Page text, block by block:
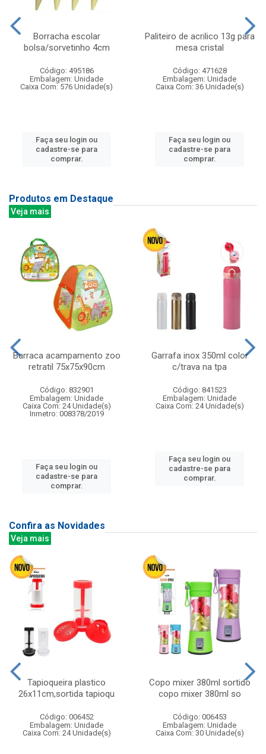
Borracha escolar
bolsa/sorvetinho 4cm
Código: 495186
Embalagem: Unidade
Caixa Com: 576 Unidade(s)
Faça seu login ou
cadastre-se para
comprar.
Paliteiro de acrilico 13g para
mesa cristal
Código: 471628
Embalagem: Unidade
Caixa Com: 36 Unidade(s)
Faça seu login ou
cadastre-se para
comprar.
Produtos em Destaque
Veja mais
Barraca acampamento zoo
retratil 75x75x90cm
Código: 832901
Embalagem: Unidade
Caixa Com: 24 Unidade(s)
Inmetro: 008378/2019
Faça seu login ou
cadastre-se para
comprar.
Garrafa inox 350ml color
c/trava na tpa
Código: 841523
Embalagem: Unidade
Caixa Com: 24 Unidade(s)
Faça seu login ou
cadastre-se para
comprar.
Confira as Novidades
Veja mais
Tapioqueira plastico
26x11cm,sortida tapioqu
Código: 006452
Embalagem: Unidade
Caixa Com: 24 Unidade(s)
Copo mixer 380ml sortido
copo mixer 380ml so
Código: 006453
Embalagem: Unidade
Caixa Com: 30 Unidade(s)